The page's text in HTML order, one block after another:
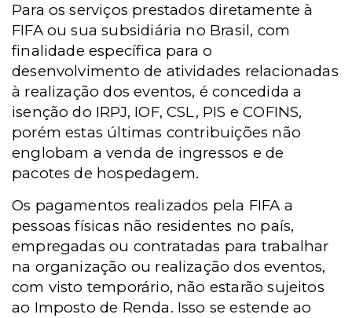
Para os serviços prestados diretamente à
FIFA ou sua subsidiária no Brasil, com
finalidade específica para o
desenvolvimento de atividades relacionadas
à realização dos eventos, é concedida a
isenção do IRPJ, IOF, CSL, PIS e COFINS,
porém estas últimas contribuições não
englobam a venda de ingressos e de
pacotes de hospedagem.
Os pagamentos realizados pela FIFA a
pessoas físicas não residentes no país,
empregadas ou contratadas para trabalhar
na organização ou realização dos eventos,
com visto temporário, não estarão sujeitos
ao Imposto de Renda. Isso se estende ao